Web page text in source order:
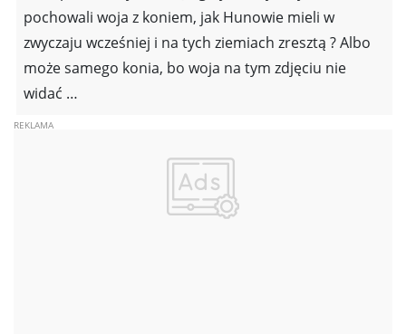
pochowali woja z koniem, jak Hunowie mieli w
zwyczaju wcześniej i na tych ziemiach zresztą ? Albo
może samego konia, bo woja na tym zdjęciu nie
widać …